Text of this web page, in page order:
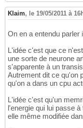
Klaim, le 19/05/2011 à
On en a entendu parler
L'idée c'est que ce
une sorte de neurone
s'apparente à un
Autrement dit ce qu'on
qu'on a dans un cpu
L'idée c'est qu'un
l'energie qui lui passe
elle même modifiée